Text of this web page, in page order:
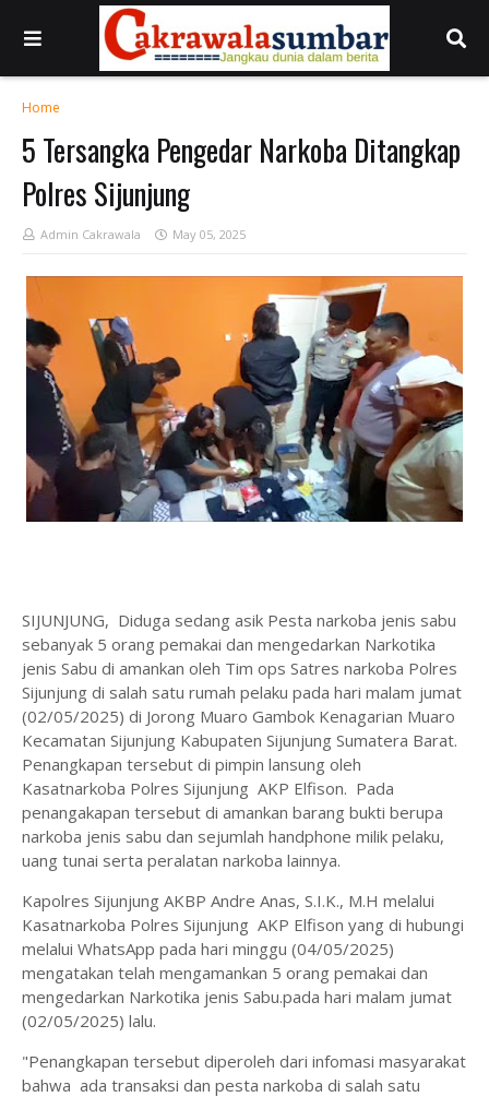
Home
5 Tersangka Pengedar Narkoba Ditangkap
Polres Sijunjung
Admin Cakrawala May 05, 2025
SIJUNJUNG, Diduga sedang asik Pesta narkoba jenis sabu
sebanyak 5 orang pemakai dan mengedarkan Narkotika
jenis Sabu di amankan oleh Tim ops Satres narkoba Polres
Sijunjung di salah satu rumah pelaku pada hari malam jumat
(02/05/2025) di Jorong Muaro Gambok Kenagarian Muaro
Kecamatan Sijunjung Kabupaten Sijunjung Sumatera Barat.
Penangkapan tersebut di pimpin lansung oleh
Kasatnarkoba Polres Sijunjung AKP Elfison. Pada
penangakapan tersebut di amankan barang bukti berupa
narkoba jenis sabu dan sejumlah handphone milik pelaku,
uang tunai serta peralatan narkoba lainnya.
Kapolres Sijunjung AKBP Andre Anas, S.I.K., M.H melalui
Kasatnarkoba Polres Sijunjung AKP Elfison yang di hubungi
melalui WhatsApp pada hari minggu (04/05/2025)
mengatakan telah mengamankan 5 orang pemakai dan
mengedarkan Narkotika jenis Sabu.pada hari malam jumat
(02/05/2025) lalu.
"Penangkapan tersebut diperoleh dari infomasi masyarakat
bahwa ada transaksi dan pesta narkoba di salah satu